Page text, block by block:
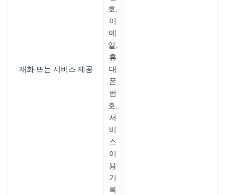
재화 또는 서비스 제공
호,
이
메
일,
휴
대
폰
번
호,
서
비
스
이
용
기
록